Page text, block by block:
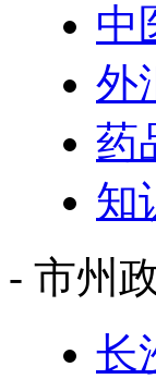
中
外
药
知
- 市州
长